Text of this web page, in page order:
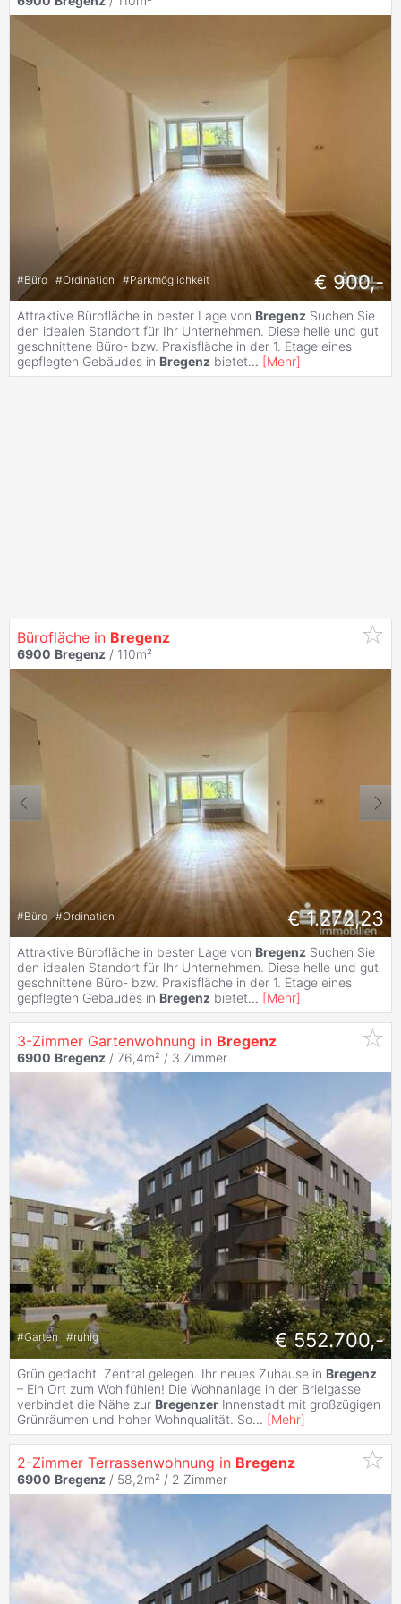
#Büro #Ordination #Parkmöglichkeit € 900,-
Attraktive Bürofläche in bester Lage von Bregenz Suchen Sie
den idealen Standort für Ihr Unternehmen. Diese helle und gut
geschnittene Büro- bzw. Praxisfläche in der 1. Etage eines
gepflegten Gebäudes in Bregenz bietet... [Mehr]
Bürofläche in Bregenz
6900 Bregenz / 110m²
#Büro #Ordination € 1.272,23
Attraktive Bürofläche in bester Lage von Bregenz Suchen Sie
den idealen Standort für Ihr Unternehmen. Diese helle und gut
geschnittene Büro- bzw. Praxisfläche in der 1. Etage eines
gepflegten Gebäudes in Bregenz bietet... [Mehr]
3-Zimmer Gartenwohnung in Bregenz
6900 Bregenz / 76,4m² / 3 Zimmer
#Garten #ruhig € 552.700,-
Grün gedacht. Zentral gelegen. Ihr neues Zuhause in Bregenz
– Ein Ort zum Wohlfühlen! Die Wohnanlage in der Brielgasse
verbindet die Nähe zur Bregenzer Innenstadt mit großzügigen
Grünräumen und hoher Wohnqualität. So... [Mehr]
2-Zimmer Terrassenwohnung in Bregenz
6900 Bregenz / 58,2m² / 2 Zimmer